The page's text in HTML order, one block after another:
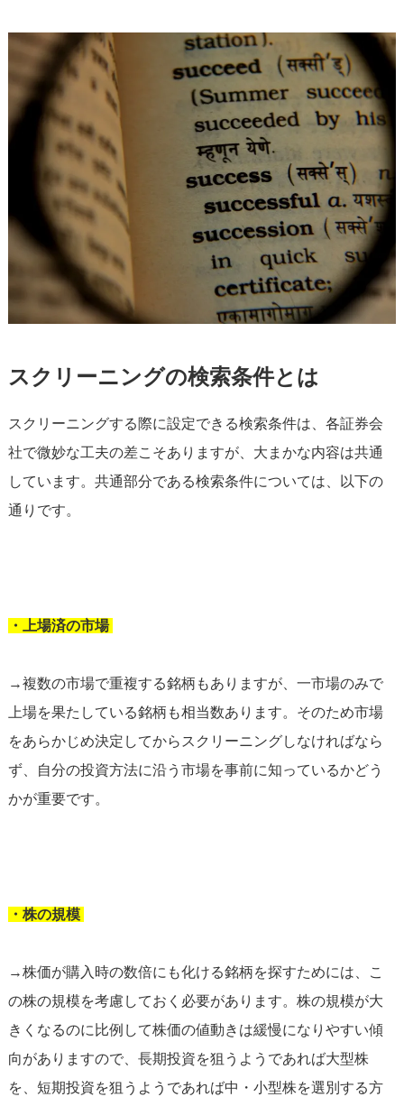
スクリーニングの検索条件とは
スクリーニングする際に設定できる検索条件は、各証券会
社で微妙な工夫の差こそありますが、大まかな内容は共通
しています。共通部分である検索条件については、以下の
通りです。
・上場済の市場
→複数の市場で重複する銘柄もありますが、一市場のみで
上場を果たしている銘柄も相当数あります。そのため市場
をあらかじめ決定してからスクリーニングしなければなら
ず、自分の投資方法に沿う市場を事前に知っているかどう
かが重要です。
・株の規模
→株価が購入時の数倍にも化ける銘柄を探すためには、こ
の株の規模を考慮しておく必要があります。株の規模が大
きくなるのに比例して株価の値動きは緩慢になりやすい傾
向がありますので、長期投資を狙うようであれば大型株
を、短期投資を狙うようであれば中・小型株を選別する方